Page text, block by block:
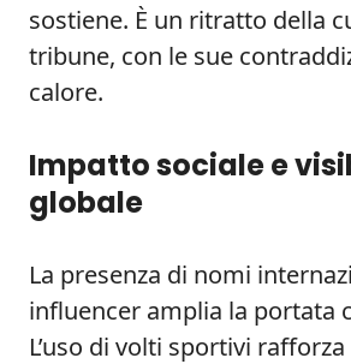
sostiene. È un ritratto della
tribune, con le sue
calore.
Impatto sociale e
globale
La presenza di nomi
influencer amplia la portata
L’uso di volti sportivi